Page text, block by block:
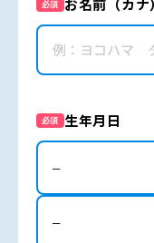
必須 お名前（カナ）
必須 生年月日